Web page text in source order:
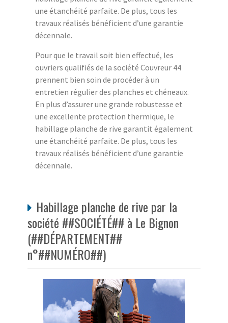
une étanchéité parfaite. De plus, tous les
travaux réalisés bénéficient d’une garantie
décennale.
Pour que le travail soit bien effectué, les
ouvriers qualifiés de la société Couvreur 44
prennent bien soin de procéder à un
entretien régulier des planches et chéneaux.
En plus d’assurer une grande robustesse et
une excellente protection thermique, le
habillage planche de rive garantit également
une étanchéité parfaite. De plus, tous les
travaux réalisés bénéficient d’une garantie
décennale.
Habillage planche de rive par la
société ##SOCIÉTÉ## à Le Bignon
(##DÉPARTEMENT##
n°##NUMÉRO##)